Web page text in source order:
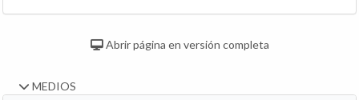
Abrir página en versión completa
MEDIOS